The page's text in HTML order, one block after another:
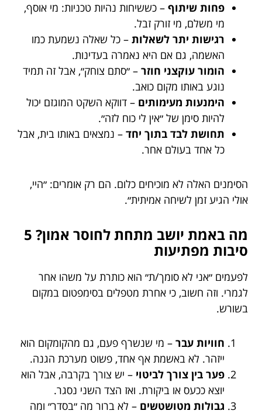
פחות שיתוף – כששיחות נהיות טכניות: מי אוסף,
מי משלם, מי זורק זבל.
רגישות יתר לשאלות – כל שאלה נשמעת כמו
האשמה, גם אם היא נאמרה בעדינות.
הומור עוקצני חוזר – ״סתם צוחק״, אבל זה תמיד
נוגע באותו מקום כואב.
הימנעות מעימותים – דווקא השקט המוגזם יכול
להיות סימן של ״אין לי כוח לזה״.
תחושת לבד בתוך יחד – נמצאים באותו בית, אבל
כל אחד בעולם אחר.
הסימנים האלה לא מוכיחים כלום. הם רק אומרים: ״היי,
אולי הגיע זמן לשיחה אמיתית״.
מה באמת יושב מתחת לחוסר אמון? 5
סיבות מפתיעות
לפעמים ״אני לא סומך/ת״ הוא כותרת על משהו אחר
לגמרי. וזה חשוב, כי אחרת מטפלים בסימפטום במקום
בשורש.
חוויות עבר – מי שנשרף פעם, גם מהקומקום הוא
ייזהר. לא באשמת אף אחד, פשוט מערכת הגנה.
פער בין צורך לביטוי – יש צורך בקרבה, אבל הוא
יוצא ככעס או ביקורת. ואז הצד השני נסגר.
גבולות מטושטשים – לא ברור מה ״בסדר״ ומה